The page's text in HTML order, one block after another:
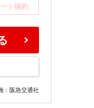
ト確約
：阪急交通社